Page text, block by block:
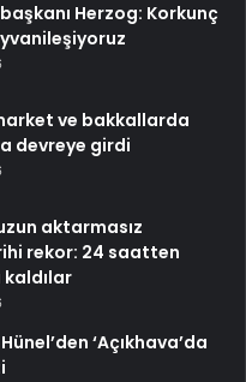
Herzog: Korkunç
ve bakkallarda
devreye girdi
aktarmasız
rekor: 24 saatten
‘Açıkhava’da